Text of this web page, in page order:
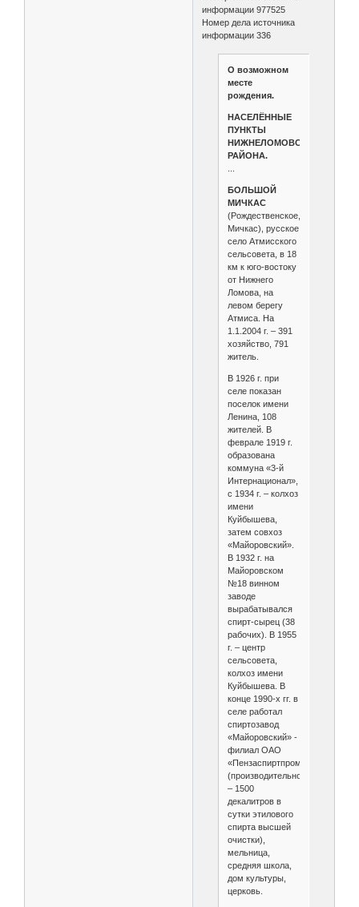
информации 977525
Номер дела источника
информации 336
О возможном
месте
рождения.
НАСЕЛЁННЫЕ
ПУНКТЫ
НИЖНЕЛОМОВСКОГО
РАЙОНА.
БОЛЬШОЙ
МИЧКАС
(Рождественское,
Мичкас), русское
село Атмисского
сельсовета, в 18
км к юго-востоку
от Нижнего
Ломова, на
левом берегу
Атмиса. На
1.1.2004 г. – 391
хозяйство, 791
житель.
В 1926 г. при
селе показан
поселок имени
Ленина, 108
жителей. В
феврале 1919 г.
образована
коммуна «3-й
Интернационал»,
с 1934 г. – колхоз
имени
Куйбышева,
затем совхоз
«Майоровский».
В 1932 г. на
Майоровском
№18 винном
заводе
вырабатывался
спирт-сырец (38
рабочих). В 1955
г. – центр
сельсовета,
колхоз имени
Куйбышева. В
конце 1990-х гг. в
селе работал
спиртозавод
«Майоровский» -
филиал ОАО
«Пензаспиртпром»
(производительность
– 1500
декалитров в
сутки этилового
спирта высшей
очистки),
мельница,
средняя школа,
дом культуры,
церковь.